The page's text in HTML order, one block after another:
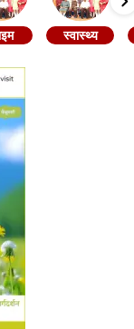
स्वास्थ्य